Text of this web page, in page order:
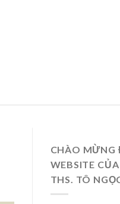
CHÀO MỪNG
WEBSITE
THS. TÔ